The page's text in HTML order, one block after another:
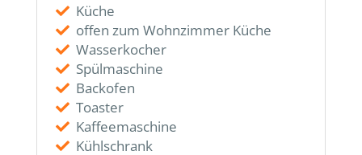
Küche
offen zum Wohnzimmer Küche
Wasserkocher
Spülmaschine
Backofen
Toaster
Kaffeemaschine
Kühlschrank